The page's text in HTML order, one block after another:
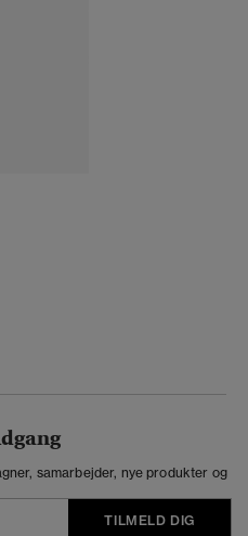
samarbejder, nye produkter og
TILMELD DIG